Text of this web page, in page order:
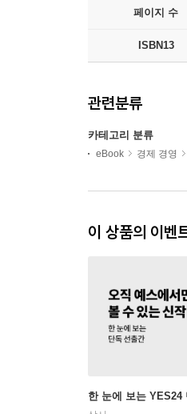
페이지 수
ISBN13
관련분류
카테고리 분류
eBook 경제 경영
이 상품의 이벤
한 눈에 보는 YES24